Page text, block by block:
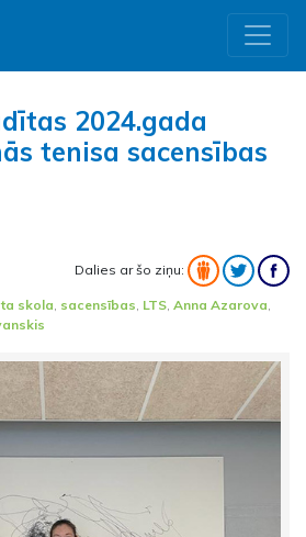
2024.gada
tenisa sacensības
Dalies ar šo ziņu:
skola sacensības LTS Anna Azarova